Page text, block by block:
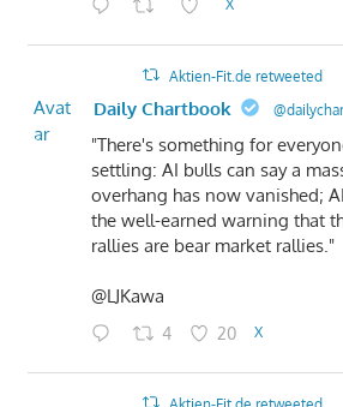
X
Aktien-Fit.de retweeted
Avat
ar
Daily Chartbook
"There's something for
settling: AI bulls can say a
overhang has now vanished;
the well-earned warning that
rallies are bear market rallies."
@LJKawa
4 20 X